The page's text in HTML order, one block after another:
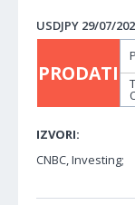
USDJPY 29/07/
PRODATI
IZVORI:
CNBC, Investing;